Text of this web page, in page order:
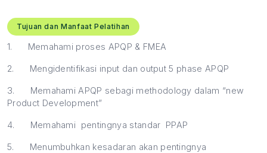
Tujuan dan Manfaat Pelatihan
1. Memahami proses APQP & FMEA
2. Mengidentifikasi input dan output 5 phase APQP
3.
Memahami APQP sebagi methodology dalam “new
Product Development”
4. Memahami pentingnya standar PPAP
5.
Menumbuhkan kesadaran akan pentingnya